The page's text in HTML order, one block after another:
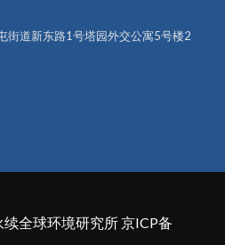
街道新东路1号塔园外交公寓5号楼2
全球环境研究所 京ICP备